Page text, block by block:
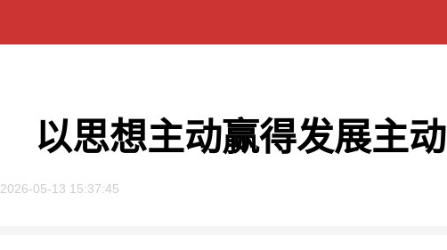
以思想主动赢得发展主动
2026-05-13 15:37:45